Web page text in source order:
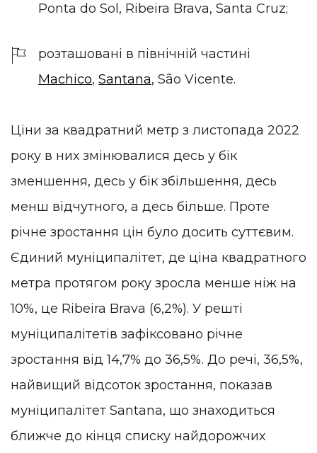
Ponta do Sol, Ribeira Brava, Santa Cruz;
розташовані в північній частині
Machico, Santana, São Vicente.
Ціни за квадратний метр з листопада 2022
року в них змінювалися десь у бік
зменшення, десь у бік збільшення, десь
менш відчутного, а десь більше. Проте
річне зростання цін було досить суттєвим.
Єдиний муніципалітет, де ціна квадратного
метра протягом року зросла менше ніж на
10%, це Ribeira Brava (6,2%). У решті
муніципалітетів зафіксовано річне
зростання від 14,7% до 36,5%. До речі, 36,5%,
найвищий відсоток зростання, показав
муніципалітет Santana, що знаходиться
ближче до кінця списку найдорожчих